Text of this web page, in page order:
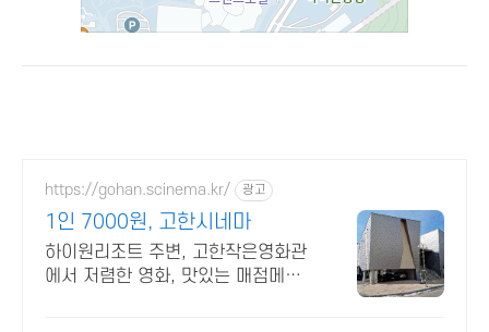
https://gohan.scinema.kr/ 광고
1인 7000원, 고한시네마
하이원리조트 주변, 고한작은영화관
에서 저렴한 영화, 맛있는 매점메뉴